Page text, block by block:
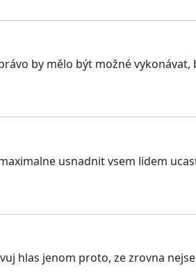
by mělo být možné
usnadnit vsem lidem
hlas jenom proto, ze zrovna